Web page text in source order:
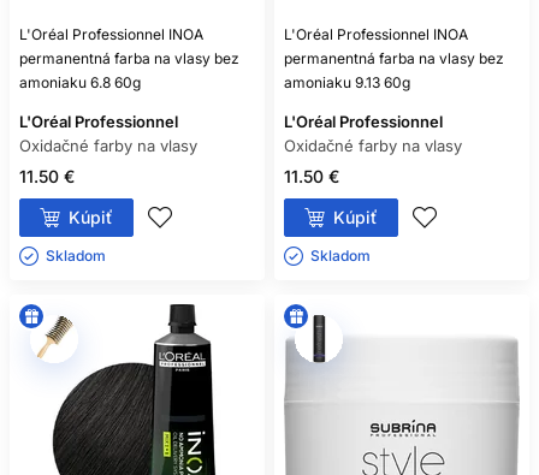
L'Oréal Professionnel INOA
permanentná farba na vlasy bez
amoniaku 6.8 60g
L'Oréal Professionnel
Oxidačné farby na vlasy
11.50 €
Kúpiť
Skladom ㅤ
L'Oréal Professionnel INOA
permanentná farba na vlasy bez
amoniaku 9.13 60g
L'Oréal Professionnel
Oxidačné farby na vlasy
11.50 €
Kúpiť
Skladom ㅤ